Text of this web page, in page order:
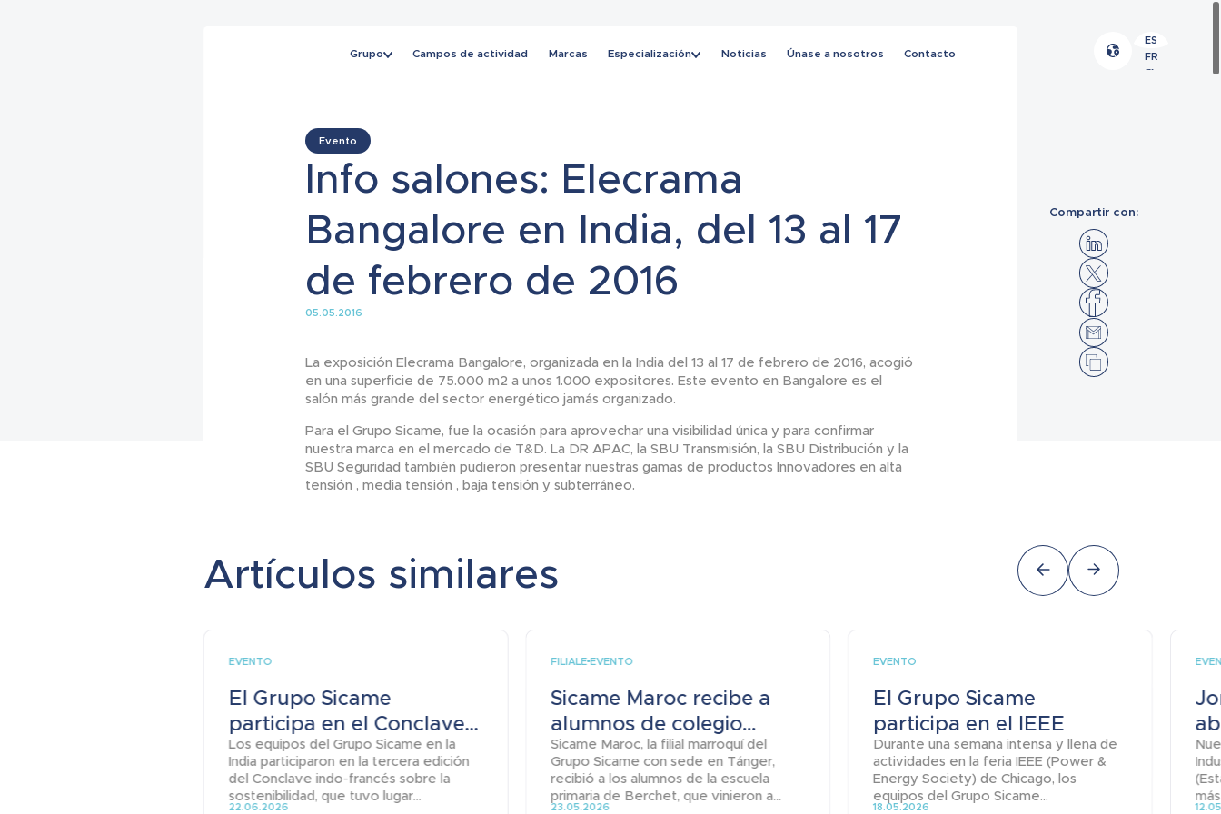
Grupo Campos de actividad Marcas Especialización Noticias Únase a nosotros Contacto
FR
EN
ES
Noticias
Evento
Info salones: Elecrama
Bangalore en India, del 13 al 17
de febrero de 2016
05.05.2016
Compartir con:
La exposición Elecrama Bangalore, organizada en la India del 13 al 17 de febrero de 2016, acogió
en una superficie de 75.000 m2 a unos 1.000 expositores. Este evento en Bangalore es el
salón más grande del sector energético jamás organizado.
Para el Grupo Sicame, fue la ocasión para aprovechar una visibilidad única y para confirmar
nuestra marca en el mercado de T&D. La DR APAC, la SBU Transmisión, la SBU Distribución y la
SBU Seguridad también pudieron presentar nuestras gamas de productos Innovadores en alta
tensión , media tensión , baja tensión y subterráneo.
Artículos similares
EVENTO
El Grupo Sicame
participa en el Conclave...
Los equipos del Grupo Sicame en la
India participaron en la tercera edición
del Conclave indo-francés sobre la
sostenibilidad, que tuvo lugar...
22.06.2026
FILIALE EVENTO
Sicame Maroc recibe a
alumnos de colegio...
Sicame Maroc, la filial marroquí del
Grupo Sicame con sede en Tánger,
recibió a los alumnos de la escuela
primaria de Berchet, que vinieron a...
23.05.2026
EVENTO
El Grupo Sicame
participa en el IEEE
Durante una semana intensa y llena de
actividades en la feria IEEE (Power &
Energy Society) de Chicago, los
equipos del Grupo Sicame...
18.05.2026